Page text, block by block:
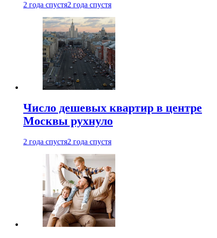
2 года спустя2 года спустя
Число дешевых квартир в центре
Москвы рухнуло
2 года спустя2 года спустя